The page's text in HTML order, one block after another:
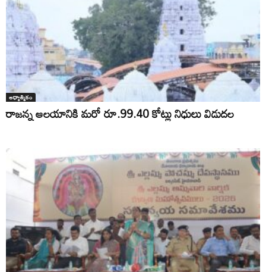
ఆధ్యాత్మికం
రాజన్న ఆలయానికి మరో రూ.99.40 కోట్లు నిధులు విడుదల